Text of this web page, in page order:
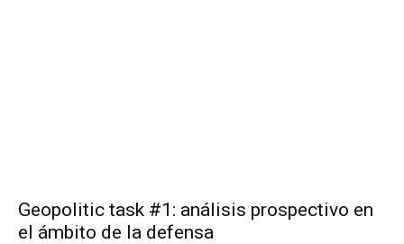
Geopolitic task #1: análisis prospectivo en
el ámbito de la defensa